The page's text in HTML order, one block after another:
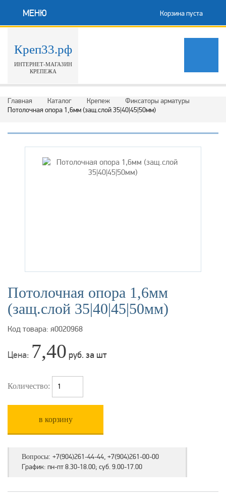
МЕНЮ Корзина пуста
Креп33.рф
ИНТЕРНЕТ-МАГАЗИН
КРЕПЕЖА
Главная Каталог Крепеж
Фиксаторы арматуры
Потолочная опора 1,6мм (защ.слой 35|40|45|50мм)
Потолочная опора 1,6мм
(защ.слой 35|40|45|50мм)
Код товара: я0020968
Цена: 7,40 руб. за шт
Количество:
в корзину
Вопросы: +7(904)261-44-44, +7(904)261-00-00
График: пн-пт 8.30-18.00; суб. 9.00-17.00